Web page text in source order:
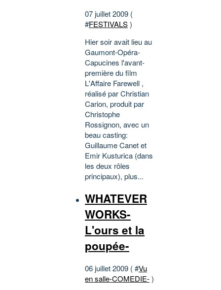
07 juillet 2009 (
#FESTIVALS)
Hier soir avait lieu au
Gaumont-Opéra-
Capucines l'avant-
première du film
L'Affaire Farewell ,
réalisé par Christian
Carion, produit par
Christophe
Rossignon, avec un
beau casting:
Guillaume Canet et
Emir Kusturica (dans
les deux rôles
principaux), plus...
WHATEVER
WORKS-
L'ours et la
poupée-
06 juillet 2009 ( #Vu
en salle-COMEDIE-)